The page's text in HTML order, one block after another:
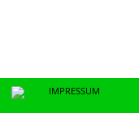
IMPRESSUM